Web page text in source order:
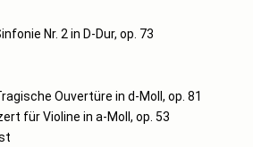
Nr. 2 in D-Dur, op. 73
Ouvertüre in d-Moll, op. 81
für Violine in a-Moll, op. 53